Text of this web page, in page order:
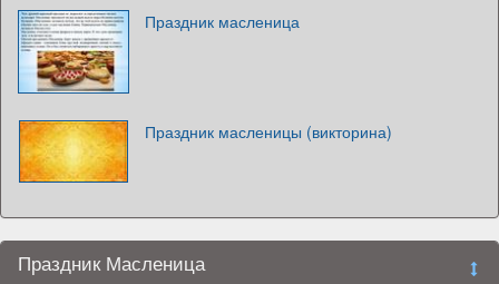
Праздник масленица
Праздник масленицы (викторина)
Праздник Масленица